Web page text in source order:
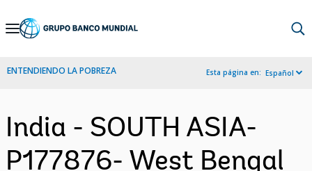
Skip
Navigation
ENTENDIENDO LA POBREZA Esta página en: Español
India - SOUTH ASIA-
P177876- West Bengal